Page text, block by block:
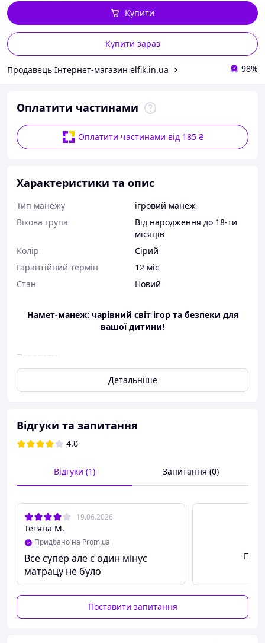
Купити зараз
Купити
Продавець Інтернет-магазин elfik.in.ua 98%
Оплатити частинами
Оплатити частинами від 185 ₴
Характеристики та опис
Тип манежу
ігровий манеж
Вікова група
Від народження до 18-ти
місяців
Колір
Сірий
Гарантійний термін
12 міс
Стан
Новий
Намет-манеж: чарівний світ ігор та безпеки для
вашої дитини!
Переваги:
Миттєве встановлення та складання.
Легка та компактна у транспортуванні.
Ідеальне рішення для ігор вдома та на природі.
Детальніше
Відгуки та запитання
4.0
Відгуки (1) Запитання (0)
19.06.2026
Тетяна М.
Придбано на Prom.ua
Все супер але є один мінус
матрацу не було
Поставити запитання